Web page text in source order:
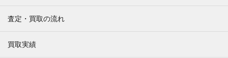
査定・買取の流れ
買取実績